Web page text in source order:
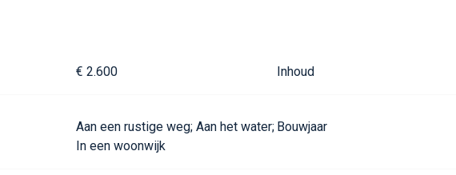
€ 2.600 Inhoud
Aan een rustige weg; Aan het water;
In een woonwijk
Bouwjaar